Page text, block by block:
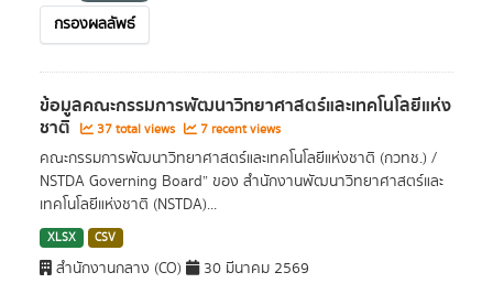
กรองผลลัพธ์
ข้อมูลคณะกรรมการพัฒนาวิทยาศาสตร์และเทคโนโลยีแห่ง
ชาติ 37 total views 7 recent views
คณะกรรมการพัฒนาวิทยาศาสตร์และเทคโนโลยีแห่งชาติ (กวทช.) /
NSTDA Governing Board” ของ สำนักงานพัฒนาวิทยาศาสตร์และ
เทคโนโลยีแห่งชาติ (NSTDA)...
XLSX CSV
สำนักงานกลาง (CO) 30 มีนาคม 2569